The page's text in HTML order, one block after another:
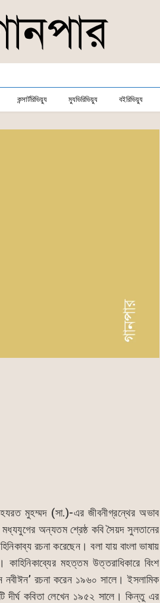
কন্সার্টরিভিয়্যু ম্যুভিরিভিয়্যু বইরিভিয়্যু
হযরত মুহম্মদ (সা.)-এর জীবনীগ্রন্থের অভাব
মধ্যযুগের অন্যতম শ্রেষ্ঠ কবি সৈয়দ সুলতানের
রচনা করেছেন। বলা যায় বাংলা ভাষায়
মহত্তম উত্তরাধিকারে বিংশ
নবীঈন’ রচনা করেন ১৯৬০ সালে। ইসলামিক
দীর্ঘ কবিতা লেখেন ১৯৫২ সালে। কিন্তু এর